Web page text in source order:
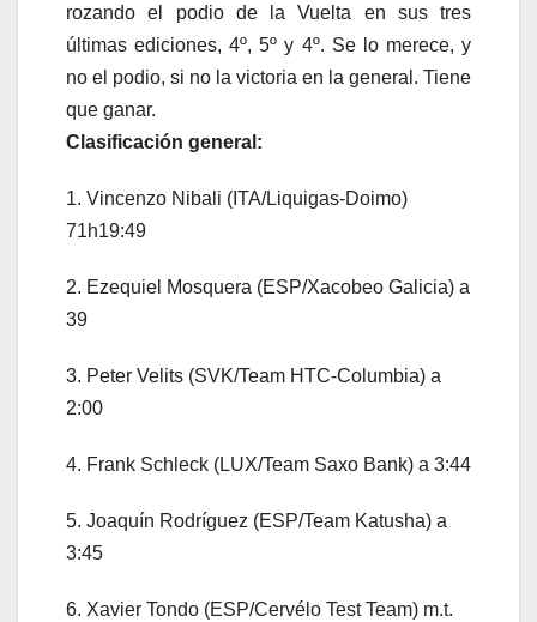
rozando el podio de la Vuelta en sus tres
últimas ediciones, 4º, 5º y 4º. Se lo merece, y
no el podio, si no la victoria en la general. Tiene
que ganar.
Clasificación general:
1. Vincenzo Nibali (ITA/Liquigas-Doimo)
71h19:49
2. Ezequiel Mosquera (ESP/Xacobeo Galicia) a
39
3. Peter Velits (SVK/Team HTC-Columbia) a
2:00
4. Frank Schleck (LUX/Team Saxo Bank) a 3:44
5. Joaquín Rodríguez (ESP/Team Katusha) a
3:45
6. Xavier Tondo (ESP/Cervélo Test Team) m.t.